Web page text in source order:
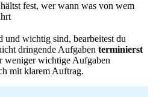
fest, wer wann was von wem
und wichtig sind, bearbeitest du
dringende Aufgaben terminierst
weniger wichtige Aufgaben
mit klarem Auftrag.